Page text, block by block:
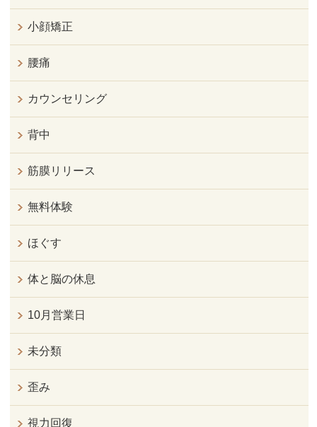
小顔矯正
腰痛
カウンセリング
背中
筋膜リリース
無料体験
ほぐす
体と脳の休息
10月営業日
未分類
歪み
視力回復